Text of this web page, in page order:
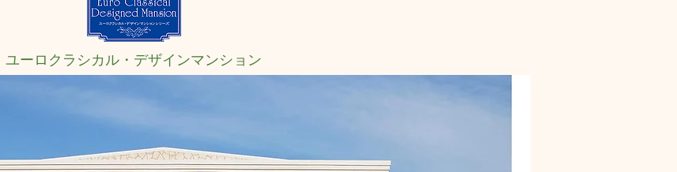
ユーロクラシカル・デザインマンション